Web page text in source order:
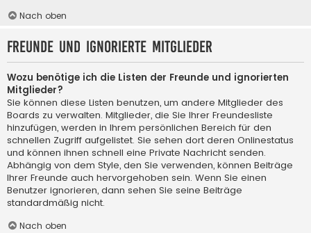
Nach oben
Freunde und ignorierte Mitglieder
Wozu benötige ich die Listen der Freunde und ignorierten
Mitglieder?
Sie können diese Listen benutzen, um andere Mitglieder des
Boards zu verwalten. Mitglieder, die Sie Ihrer Freundesliste
hinzufügen, werden in Ihrem persönlichen Bereich für den
schnellen Zugriff aufgelistet. Sie sehen dort deren Onlinestatus
und können ihnen schnell eine Private Nachricht senden.
Abhängig von dem Style, den Sie verwenden, können Beiträge
Ihrer Freunde auch hervorgehoben sein. Wenn Sie einen
Benutzer ignorieren, dann sehen Sie seine Beiträge
standardmäßig nicht.
Nach oben